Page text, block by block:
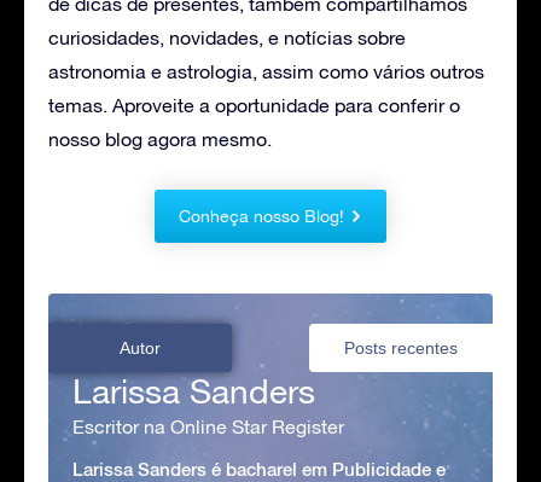
curiosidades, novidades, e notícias sobre
astronomia e astrologia, assim como vários outros
temas. Aproveite a oportunidade para conferir o
nosso blog agora mesmo.
Conheça nosso Blog!
Autor Posts recentes
Larissa Sanders
Escritor na Online Star Register
Larissa Sanders é bacharel em Publicidade e